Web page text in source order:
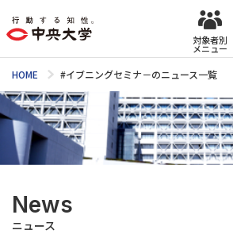
対象者別
メニュー
HOME #イブニングセミナ－のニュース一覧
News
ニュース